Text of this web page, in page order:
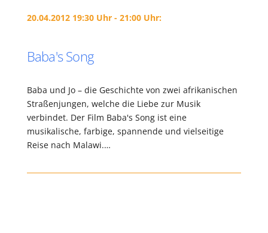
20.04.2012 19:30 Uhr - 21:00 Uhr:
Baba's Song
Baba und Jo – die Geschichte von zwei afrikanischen
Straßenjungen, welche die Liebe zur Musik
verbindet. Der Film Baba's Song ist eine
musikalische, farbige, spannende und vielseitige
Reise nach Malawi.…